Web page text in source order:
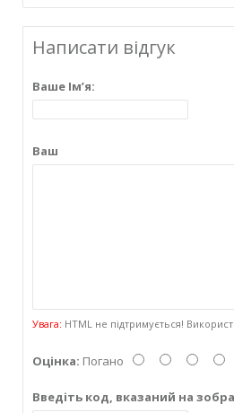
Написати відгук
Ваше Ім’я:
Ваш
Увага: HTML не підтримується!
Оцінка: Погано
Введіть код, вказаний на